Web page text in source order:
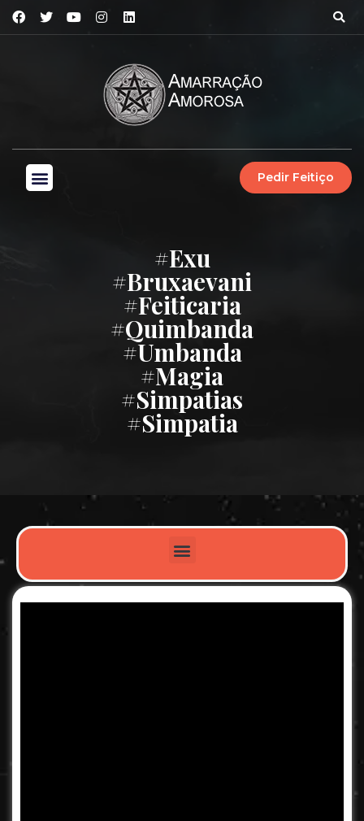
Pedir Feitiço
#exu
#bruxaevani
#feiticaria
#quimbanda
#umbanda
#magia
#simpatias
#simpatia